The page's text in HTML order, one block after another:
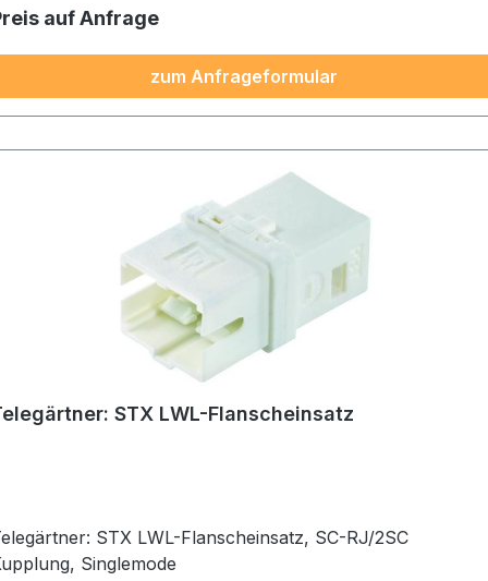
auf Anfrage
zum Anfrageformular
STX LWL-Flanscheinsatz
STX LWL-Flanscheinsatz, SC-RJ/2SC
Singlemode